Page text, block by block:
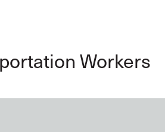
Workers